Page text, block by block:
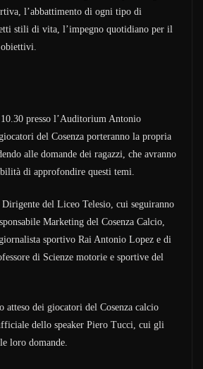
l’abbattimento di ogni tipo di
stili di vita, l’impegno quotidiano per il
presso l’Auditorium Antonio
del Cosenza porteranno la propria
alle domande dei ragazzi, che avranno
di approfondire questi temi.
del Liceo Telesio, cui seguiranno
Marketing del Cosenza Calcio,
sportivo Rai Antonio Lopez e di
di Scienze motorie e sportive del
atteso dei giocatori del Cosenza calcio
dello speaker Piero Tucci, cui gli
loro domande.